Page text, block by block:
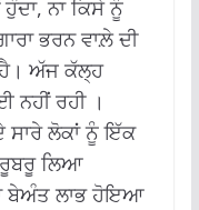
ਨਾ ਕਿਸੇ ਨੂੰ
ਭਰਨ ਵਾਲ਼ੇ ਦੀ
ਹੈ। ਅੱਜ ਕੱਲ੍ਹ
ਨਹੀਂ ਰਹੀ ।
ਸਾਰੇ ਲੋਕਾਂ ਨੂੰ ਇੱਕ
ਲਿਆ
ਬੇਅੰਤ ਲਾਭ ਹੋਇਆ